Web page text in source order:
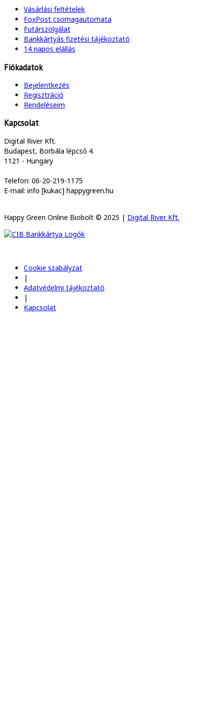
Vásárlási feltételek
FoxPost csomagautomata
Futárszolgálat
Bankkártyás fizetési tájékoztató
14 napos elállás
Fiókadatok
Bejelentkezés
Regisztráció
Rendeléseim
Kapcsolat
Digital River Kft.
Budapest, Borbála lépcső 4.
1121 - Hungary
Telefon: 06-20-219-1175
E-mail: info [kukac] happygreen.hu
Happy Green Online Biobolt © 2025 | Digital River Kft.
Cookie szabályzat
|
Adatvédelmi tájékoztató
|
Kapcsolat